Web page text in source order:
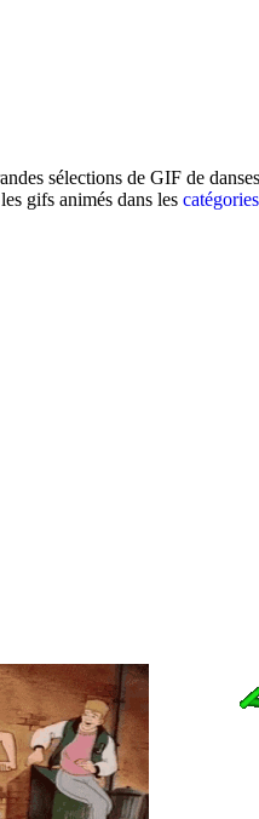
sélections de GIF de
gifs animés dans les